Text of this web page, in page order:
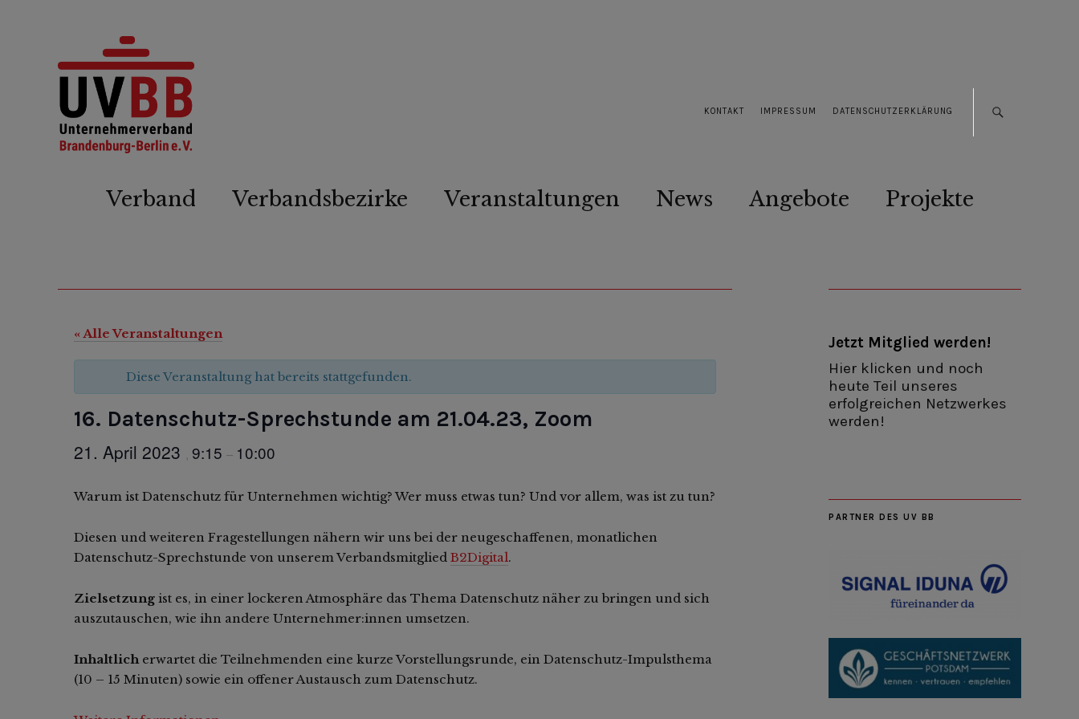
KONTAKT IMPRESSUM DATENSCHUTZERKLÄRUNG
Verband Verbandsbezirke Veranstaltungen News Angebote Projekte
« Alle Veranstaltungen
Diese Veranstaltung hat bereits stattgefunden.
16. Datenschutz-Sprechstunde am 21.04.23, Zoom
21. April 2023 9:15 – 10:00
Warum ist Datenschutz für Unternehmen wichtig? Wer muss etwas tun? Und vor allem, was ist zu tun?
Diesen und weiteren Fragestellungen nähern wir uns bei der neugeschaffenen, monatlichen
Datenschutz-Sprechstunde von unserem Verbandsmitglied B2Digital.
Zielsetzung ist es, in einer lockeren Atmosphäre das Thema Datenschutz näher zu bringen und sich
auszutauschen, wie ihn andere Unternehmer:innen umsetzen.
Inhaltlich erwartet die Teilnehmenden eine kurze Vorstellungsrunde, ein Datenschutz-Impulsthema
(10 – 15 Minuten) sowie ein offener Austausch zum Datenschutz.
Jetzt Mitglied werden!
Hier klicken und noch
heute Teil unseres
erfolgreichen Netzwerkes
werden!
PARTNER DES UV BB